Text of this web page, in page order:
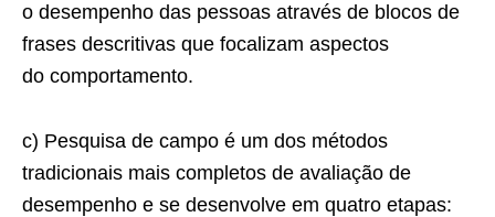
o desempenho das pessoas através de blocos de
frases descritivas que focalizam aspectos
do comportamento.
c) Pesquisa de campo é um dos métodos
tradicionais mais completos de avaliação de
desempenho e se desenvolve em quatro etapas: